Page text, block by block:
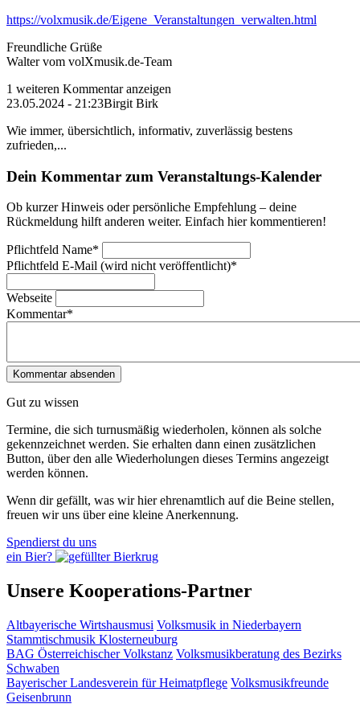
https://volxmusik.de/Eigene_Veranstaltungen_verwalten.html
Freundliche Grüße
Walter vom volXmusik.de-Team
1 weiteren Kommentar anzeigen
23.05.2024 - 21:23Birgit Birk
Wie immer, übersichtlich, informativ, zuverlässig bestens
zufrieden,...
Dein Kommentar zum Veranstaltungs-Kalender
Ob kurzer Hinweis oder persönliche Empfehlung – deine
Rückmeldung hilft anderen weiter. Einfach hier kommentieren!
Pflichtfeld Name*
Pflichtfeld E-Mail (wird nicht veröffentlicht)*
Webseite
Kommentar*
Gut zu wissen
Termine, die sich turnusmäßig wiederholen, können als solche
gekennzeichnet werden. Sie erhalten dann einen zusätzlichen
Button, über den alle Wiederholungen dieses Termins angezeigt
werden können.
Wenn dir gefällt, was wir hier ehrenamtlich auf die Beine stellen,
freuen wir uns über eine kleine Anerkennung.
Spendierst du uns
ein Bier?
Unsere Kooperations-Partner
Altbayerische Wirtshausmusi Volksmusik in Niederbayern
Stammtischmusik Klosterneuburg
BAG Österreichischer Volkstanz Volksmusikberatung des Bezirks
Schwaben
Bayerischer Landesverein für Heimatpflege Volksmusikfreunde
Geisenbrunn